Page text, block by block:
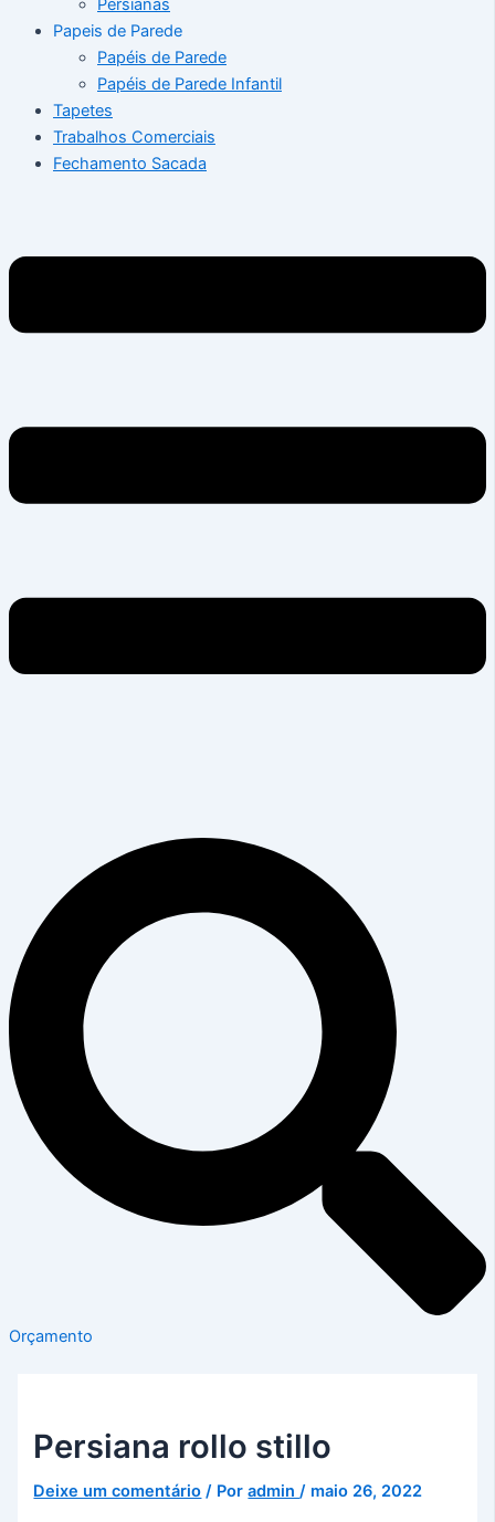
Persianas
Papeis de Parede
Papéis de Parede
Papéis de Parede Infantil
Tapetes
Trabalhos Comerciais
Fechamento Sacada
Orçamento
Persiana rollo stillo
Deixe um comentário / Poradmin/ maio 26, 2022